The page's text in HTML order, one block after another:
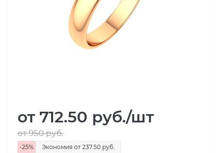
от 712.50 руб./шт
от 950руб.
-25% Экономия от 237.50 руб.